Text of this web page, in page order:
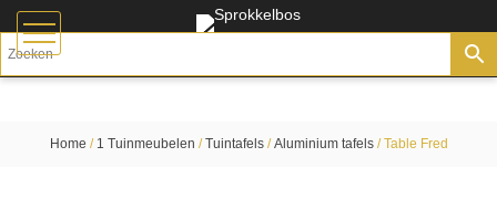
Home / 1 Tuinmeubelen /Tuintafels/Aluminium tafels/ Table Fred